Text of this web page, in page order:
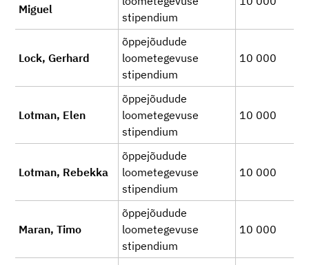
Miguel
stipendium
Lock, Gerhard
õppejõudude
loometegevuse
stipendium
10 000
Lotman, Elen
õppejõudude
loometegevuse
stipendium
10 000
Lotman, Rebekka
õppejõudude
loometegevuse
stipendium
10 000
Maran, Timo
õppejõudude
loometegevuse
stipendium
10 000